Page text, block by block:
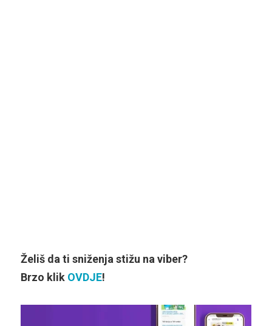
Želiš da ti sniženja stižu na viber?
Brzo klik OVDJE!